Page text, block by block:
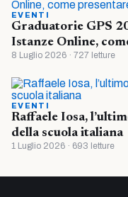
EVENTI
Graduatorie GPS
Istanze Online,
8 Luglio 2026 · 727 letture
EVENTI
Raffaele Iosa,
della scuola italiana
1 Luglio 2026 · 693 letture